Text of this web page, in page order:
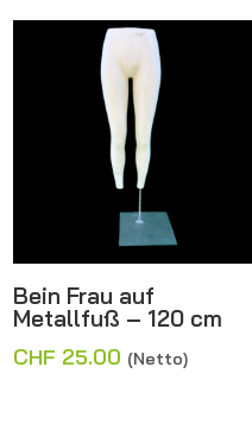
CHF 320.00.
Bein Frau auf
Metallfuß – 120 cm
CHF 25.00 (Netto)